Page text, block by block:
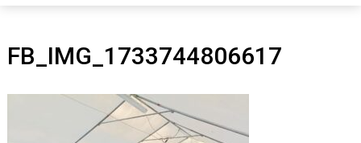
FB_IMG_1733744806617